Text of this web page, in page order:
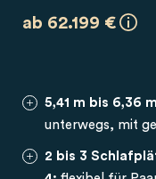
ab 62.199 €
5,41 m bis 6,36
unterwegs, mit
2 bis 3